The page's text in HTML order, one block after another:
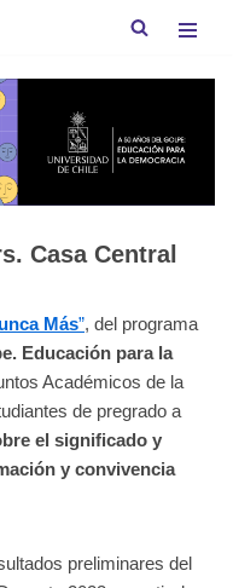
Casa Central
Más”, del programa
Educación para la
Académicos de la
de pregrado a
el significado y
y convivencia
preliminares del